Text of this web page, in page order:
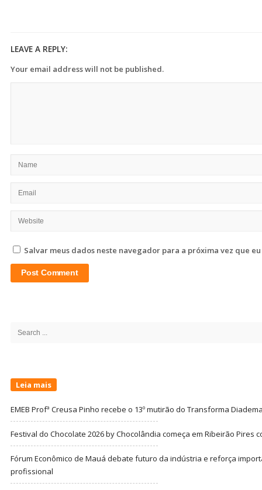
LEAVE A REPLY:
Your email address will not be published.
Salvar meus dados neste navegador para a próxima vez que
Search
Leia mais
EMEB Profª Creusa Pinho recebe o 13º mutirão do Transforma
Festival do Chocolate 2026 by Chocolândia começa em Ribeirão Pires
Fórum Econômico de Mauá debate futuro da indústria e reforça
profissional